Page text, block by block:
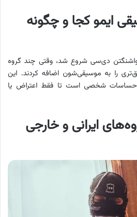
ایمو کجا و چگونه
اواخر دهه ۸۰ در واشنگتن دی‌سی شروع شد، وقتی چند گروه
را به موسیقی‌شون اضافه کردند. این
احساسات شخصی است تا فقط اعتراض یا
ایرانی و خارجی